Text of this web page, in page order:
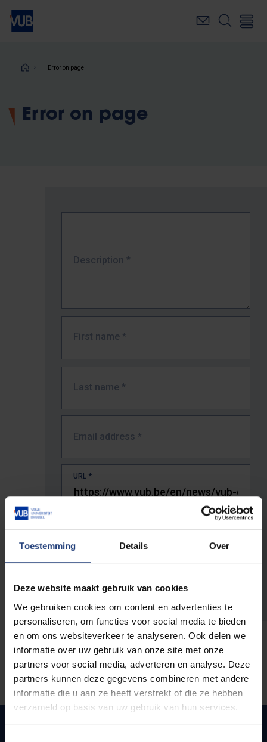
Toestemming Details Over
Deze website maakt gebruik van cookies
We gebruiken cookies om content en advertenties te
personaliseren, om functies voor social media te bieden
en om ons websiteverkeer te analyseren. Ook delen we
informatie over uw gebruik van onze site met onze
partners voor social media, adverteren en analyse. Deze
partners kunnen deze gegevens combineren met andere
informatie die u aan ze heeft verstrekt of die ze hebben
verzameld op basis van uw gebruik van hun services.
Skip
main
Breadcrumb
Error on page
Error on page
Description *
First name *
Last name *
Email address *
URL *
The full URL of the page where you encountered the error.